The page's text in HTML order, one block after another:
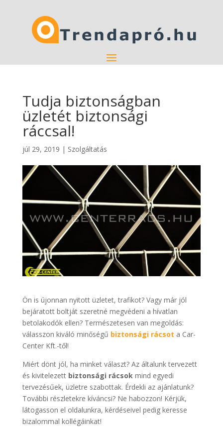
Tudja biztonságban
üzletét biztonsági
ráccsal!
júl 29, 2019 | Szolgáltatás
Ön is újonnan nyitott üzletet, trafikot? Vagy már jól
bejáratott boltját szeretné megvédeni a hívatlan
betolakodók ellen? Természetesen van megoldás:
válasszon kiváló minőségű biztonsági rácsot a Car-
Center Kft.-től!
Miért dönt jól, ha minket választ? Az általunk tervezett
és kivitelezett biztonsági rácsokmind egyedi
tervezésűek, üzletre szabottak. Érdekli az ajánlatunk?
További részletekre kíváncsi? Ne habozzon! Kérjük,
látogasson el oldalunkra, kérdéseivel pedig keresse
bizalommal kollégáinkat!